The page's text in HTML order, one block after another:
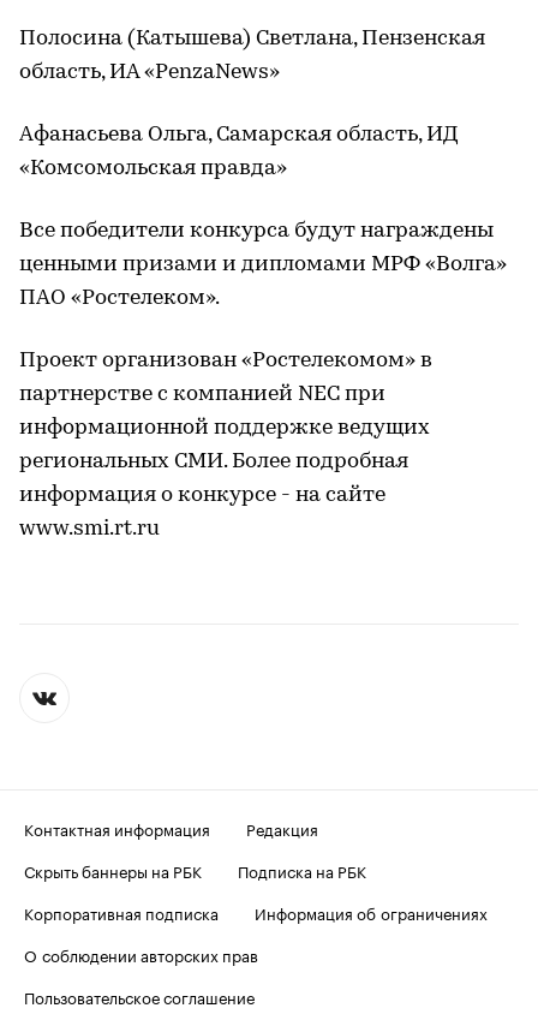
Полосина (Катышева) Светлана, Пензенская
область, ИА «PenzaNews»
Афанасьева Ольга, Самарская область, ИД
«Комсомольская правда»
Все победители конкурса будут награждены
ценными призами и дипломами МРФ «Волга»
ПАО «Ростелеком».
Проект организован «Ростелекомом» в
партнерстве с компанией NEC при
информационной поддержке ведущих
региональных СМИ. Более подробная
информация о конкурсе - на сайте
www.smi.rt.ru
Контактная информация
Редакция
Скрыть баннеры на РБК
Подписка на РБК
Корпоративная подписка
Информация об ограничениях
О соблюдении авторских прав
Пользовательское соглашение